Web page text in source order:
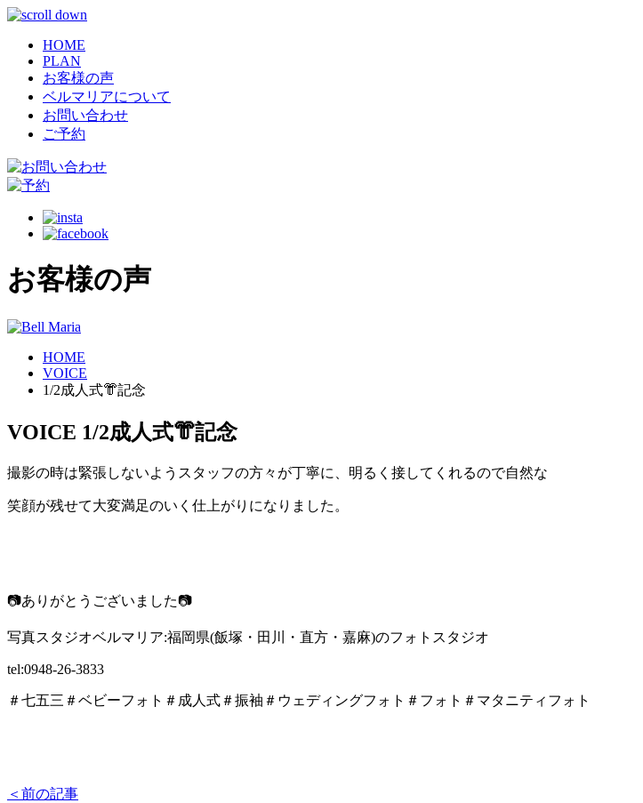
HOME
PLAN
お客様の声
ベルマリアについて
お問い合わせ
ご予約
お客様の声
HOME
VOICE
1/2成人式👘記念
VOICE 1/2成人式👘記念
撮影の時は緊張しないようスタッフの方々が丁寧に、明るく接してくれるので自然な
笑顔が残せて大変満足のいく仕上がりになりました。
📷ありがとうございました📷
写真スタジオベルマリア:福岡県(飯塚・田川・直方・嘉麻)のフォトスタジオ
tel:0948-26-3833
＃七五三＃ベビーフォト＃成人式＃振袖＃ウェディングフォト＃フォト＃マタニティフォト
＜前の記事